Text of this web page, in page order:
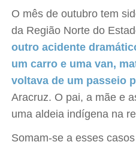
O mês de outubro tem
da Região Norte do
outro acidente
um carro e uma van,
voltava de um passeio
Aracruz. O pai, a mãe e
uma aldeia indígena na
Somam-se a esses